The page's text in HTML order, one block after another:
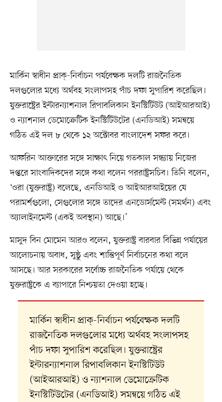
মার্কিন স্বাধীন প্রাক্-নির্বাচন পর্যবেক্ষক দলটি রাজনৈতিক
দলগুলোর মধ্যে অর্থবহ সংলাপসহ পাঁচ দফা সুপারিশ করেছিল।
যুক্তরাষ্ট্রের ইন্টারন্যাশনাল রিপাবলিকান ইনস্টিটিউট (আইআরআই)
ও ন্যাশনাল ডেমোক্রেটিক ইনস্টিটিউটের (এনডিআই) সমন্বয়ে
গঠিত এই দল ৮ থেকে ১২ অক্টোবর বাংলাদেশ সফর করে।
আফরিন আক্তারের সঙ্গে সাক্ষাৎ নিয়ে গতকাল সন্ধ্যায় নিজের
দপ্তরে সাংবাদিকদের সঙ্গে কথা বলেন পররাষ্ট্রসচিব। তিনি বলেন,
‘ওরা (যুক্তরাষ্ট্র) বলেছে, এনডিআই ও আইআরআইয়ের যে
পরামর্শগুলো, সেগুলোর সঙ্গে তাদের এনডোর্সমেন্ট (সমর্থন) এবং
অ্যালাইনমেন্ট (একই অবস্থান) আছে।’
মাসুদ বিন মোমেন আরও বলেন, যুক্তরাষ্ট্র বারবার বিভিন্ন পর্যায়ের
আলোচনায় অবাধ, সুষ্ঠু এবং শান্তিপূর্ণ নির্বাচনের কথা বলে
আসছে। আর সরকারের সর্বোচ্চ রাজনৈতিক পর্যায়ে থেকে
যুক্তরাষ্ট্রকে এ ব্যাপারে নিশ্চয়তা দেওয়া হচ্ছে।
মার্কিন স্বাধীন প্রাক্-নির্বাচন পর্যবেক্ষক দলটি
রাজনৈতিক দলগুলোর মধ্যে অর্থবহ সংলাপসহ
পাঁচ দফা সুপারিশ করেছিল। যুক্তরাষ্ট্রের
ইন্টারন্যাশনাল রিপাবলিকান ইনস্টিটিউট
(আইআরআই) ও ন্যাশনাল ডেমোক্রেটিক
ইনস্টিটিউটের (এনডিআই) সমন্বয়ে গঠিত এই